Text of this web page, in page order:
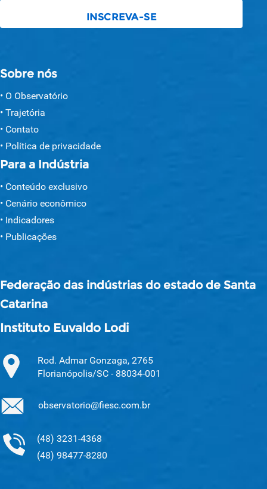
Sobre nós
O Observatório
Trajetória
Contato
Política de privacidade
Para a Indústria
Conteúdo exclusivo
Cenário econômico
Indicadores
Publicações
Federação das indústrias do estado de Santa
Catarina
Instituto Euvaldo Lodi
Rod. Admar Gonzaga, 2765
Florianópolis/SC - 88034-001
observatorio@fiesc.com.br
(48) 3231-4368
(48) 98477-8280